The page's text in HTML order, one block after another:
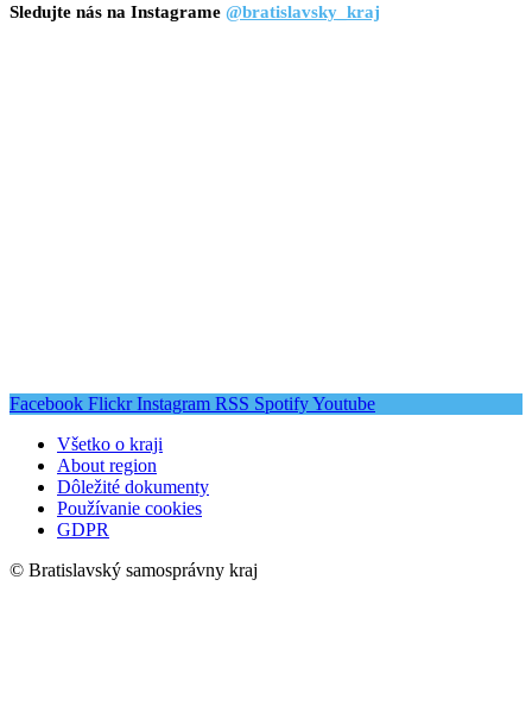
Sledujte nás na Instagrame @bratislavsky_kraj
Facebook Flickr Instagram RSS SpotifyYoutube
Všetko o kraji
About region
Dôležité dokumenty
Používanie cookies
GDPR
© Bratislavský samosprávny kraj